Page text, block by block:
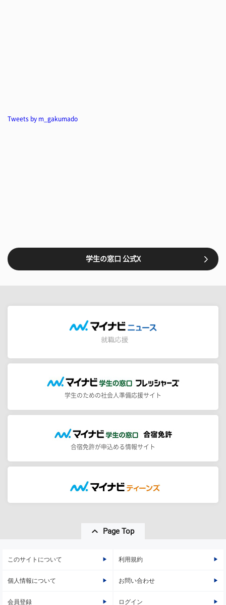
Tweets by m_gakumado
学生の窓口 公式X
学生のための社会人準備応援サイト
合宿免許が申込める情報サイト
Page Top
このサイトについて 利用規約
個人情報について お問い合わせ
会員登録 ログイン